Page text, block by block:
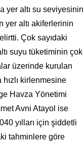
yer altı su seviyesinin
yer altı akiferlerinin
Çok sayıdaki
suyu tüketiminin çok
üzerinde kurulan
hızlı kirlenmesine
Havza Yönetimi
Avni Atayol ise
yılları için şiddetli
tahminlere göre